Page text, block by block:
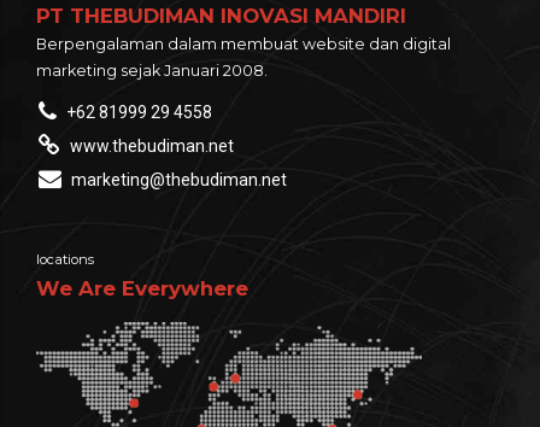
PT THEBUDIMAN INOVASI MANDIRI
Berpengalaman dalam membuat website dan digital
marketing sejak Januari 2008.
+62 81999 29 4558
www.thebudiman.net
marketing@thebudiman.net
locations
We Are Everywhere